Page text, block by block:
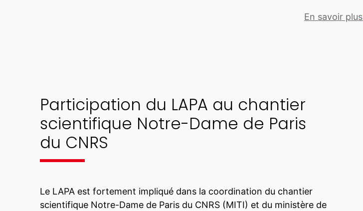
En savoir plus
Participation du LAPA au chantier
scientifique Notre-Dame de Paris
du CNRS
Le LAPA est fortement impliqué dans la coordination du chantier
scientifique Notre-Dame de Paris du CNRS (MITI) et du ministère de